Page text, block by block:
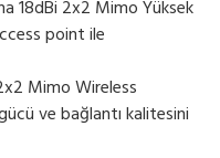
18dBi 2x2 Mimo Yüksek
point ile
Mimo Wireless
ve bağlantı kalitesini